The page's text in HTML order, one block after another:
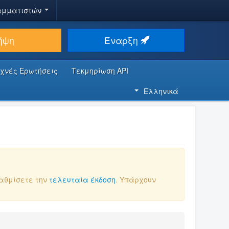
Έναρξη
Ερωτήσεις
Τεκμηρίωση API
Ελληνικά
την τελευταία έκδοση. Υπάρχουν